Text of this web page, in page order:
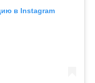
в Instagram